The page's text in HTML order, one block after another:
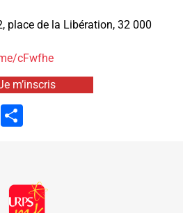
place de la Libération, 32 000
cFwfhe
m’inscris
Email